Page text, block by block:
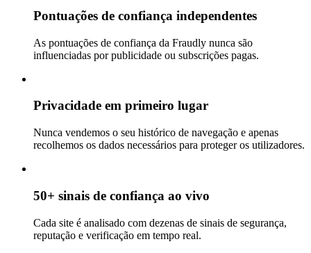
Pontuações de confiança independentes
As pontuações de confiança da Fraudly nunca são
influenciadas por publicidade ou subscrições pagas.
Privacidade em primeiro lugar
Nunca vendemos o seu histórico de navegação e apenas
recolhemos os dados necessários para proteger os utilizadores.
50+ sinais de confiança ao vivo
Cada site é analisado com dezenas de sinais de segurança,
reputação e verificação em tempo real.